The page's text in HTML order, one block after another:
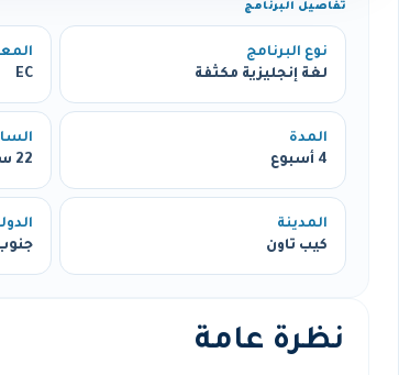
تفاصيل البرنامج
نوع البرنامج
لغة إنجليزية مكثفة
EC
المدة
4 أسبوع
22 ساعة أسبوعيًا
المدينة
كيب تاون
نظرة عامة